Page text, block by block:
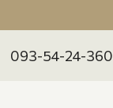
093-54-24-360